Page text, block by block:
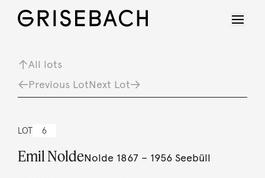
All lots
Previous LotNext Lot
LOT 6
Emil NoldeNolde 1867 – 1956 Seebüll